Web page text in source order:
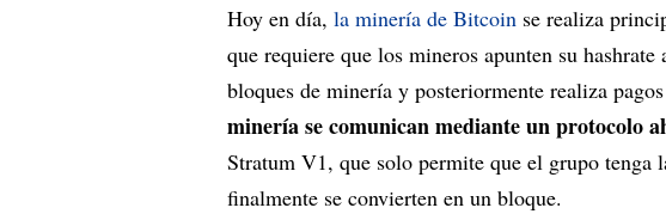
Hoy en día, la minería de Bitcoin se realiza
que requiere que los mineros apunten su
bloques de minería y posteriormente realiza
minería se comunican mediante un protocolo
Stratum V1, que solo permite que el grupo tenga
finalmente se convierten en un bloque.